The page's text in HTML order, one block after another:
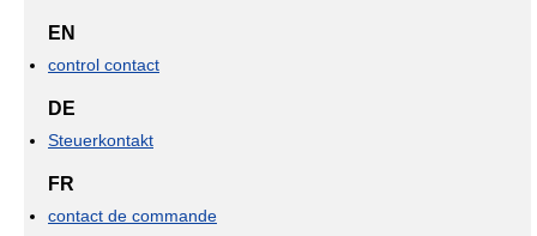
EN
control contact
DE
Steuerkontakt
FR
contact de commande